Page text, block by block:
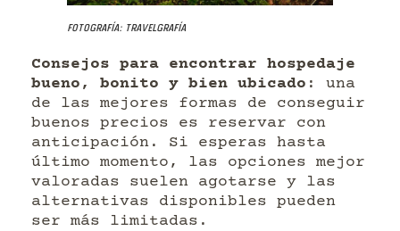
Fotografía: Travelgrafía
Consejos para encontrar hospedaje
bueno, bonito y bien ubicado : una
de las mejores formas de conseguir
buenos precios es reservar con
anticipación. Si esperas hasta
último momento, las opciones mejor
valoradas suelen agotarse y las
alternativas disponibles pueden
ser más limitadas.